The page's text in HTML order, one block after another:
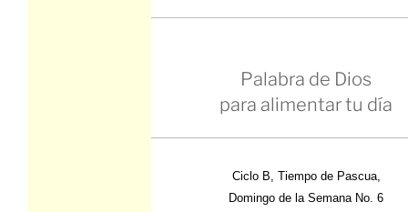
Palabra de Dios
para alimentar tu día
Ciclo B, Tiempo de Pascua,
Domingo de la Semana No. 6